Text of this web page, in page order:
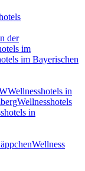
der
im
im Bayerischen
Wellnesshotels in
Wellnesshotels
in
Wellness